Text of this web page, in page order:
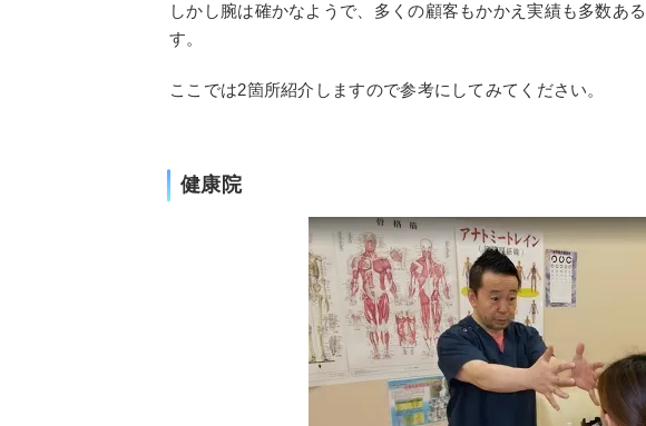
しかし腕は確かなようで、多くの顧客もかかえ実績も多数あ
す。
ここでは2箇所紹介しますので参考にしてみてください。
健康院